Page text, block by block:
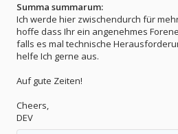
Summa summarum:
Ich werde hier zwischendurch für
hoffe dass Ihr ein angenehmes
falls es mal technische
helfe Ich gerne aus.
Auf gute Zeiten!
Cheers,
DEV